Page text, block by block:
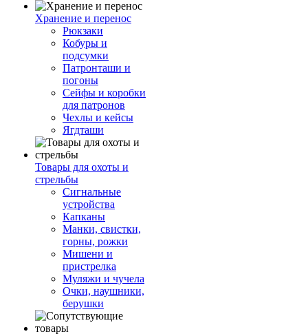
Хранение и перенос
Рюкзаки
Кобуры и
подсумки
Патронташи и
погоны
Сейфы и коробки
для патронов
Чехлы и кейсы
Ягдташи
Товары для охоты и
стрельбы
Сигнальные
устройства
Капканы
Манки, свистки,
горны, рожки
Мишени и
пристрелка
Муляжи и чучела
Очки, наушники,
берушки